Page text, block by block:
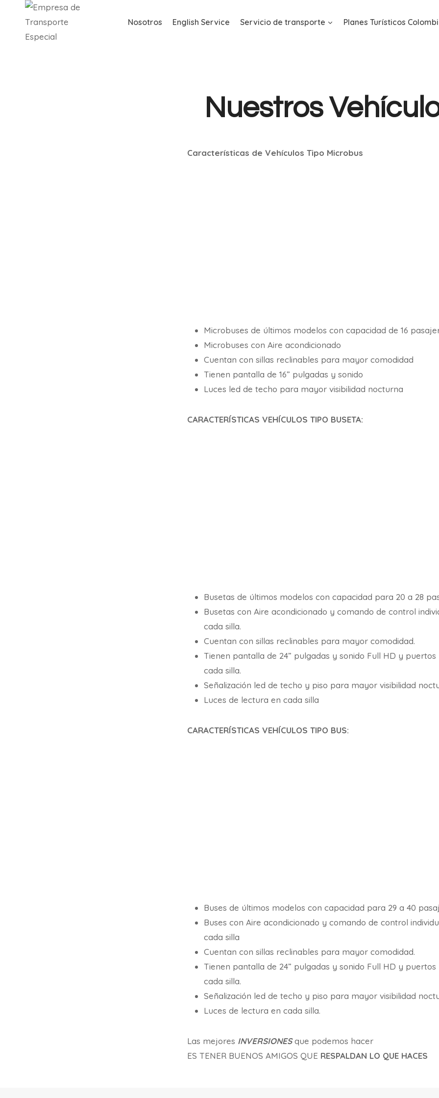
contenido
Nosotros English Service Servicio de transporte Planes Turísticos
Nuestros
Características de Vehículos Tipo Microbus
Microbuses de últimos modelos con capacidad de 16
Microbuses con Aire acondicionado
Cuentan con sillas reclinables para mayor comodidad
Tienen pantalla de 16” pulgadas y sonido
Luces led de techo para mayor visibilidad nocturna
CARACTERÍSTICAS VEHÍCULOS TIPO BUSETA:
Busetas de últimos modelos con capacidad para 20 a 28
Busetas con Aire acondicionado y comando de control
cada silla.
Cuentan con sillas reclinables para mayor comodidad.
Tienen pantalla de 24” pulgadas y sonido Full HD y puertos
cada silla.
Señalización led de techo y piso para mayor visibilidad
Luces de lectura en cada silla
CARACTERÍSTICAS VEHÍCULOS TIPO BUS:
Buses de últimos modelos con capacidad para 29 a 40
Buses con Aire acondicionado y comando de control
cada silla
Cuentan con sillas reclinables para mayor comodidad.
Tienen pantalla de 24” pulgadas y sonido Full HD y puertos
cada silla.
Señalización led de techo y piso para mayor visibilidad
Luces de lectura en cada silla.
Las mejores INVERSIONESque podemos hacer
ES TENER BUENOS AMIGOS QUE RESPALDAN LO QUE HACES